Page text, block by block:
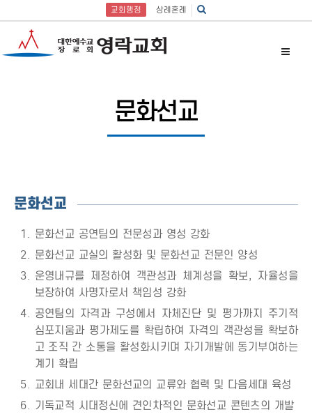
교회행정 상례혼례
문화선교
문화선교
문화선교 공연팀의 전문성과 영성 강화
문화선교 교실의 활성화 및 문화선교 전문인 양성
운영내규를 제정하여 객관성과 체계성을 확보, 자율성을
보장하여 사명자로서 책임성 강화
공연팀의 자격과 구성에서 자체진단 및 평가까지 주기적
심포지움과 평가제도를 확립하여 자격의 객관성을 확보하
고 조직 간 소통을 활성화시키며 자기개발에 동기부여하는
계기 확립
교회내 세대간 문화선교의 교류와 협력 및 다음세대 육성
기독교적 시대정신에 견인차적인 문화선교 콘텐츠의 개발